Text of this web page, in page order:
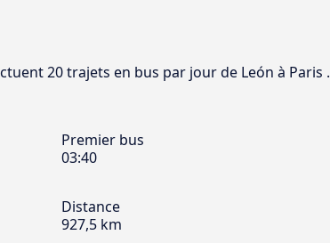
20 trajets en bus par jour de León à Paris .
Premier bus
03:40
Distance
927,5 km